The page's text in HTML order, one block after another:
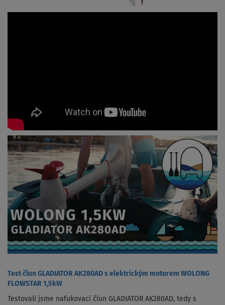
Test člun GLADIATOR AK280AD s elektrickým motorem WOLONG
FLOWSTAR 1,5kW
Testovali jsme nafukovací člun GLADIATOR AK280AD, tedy s